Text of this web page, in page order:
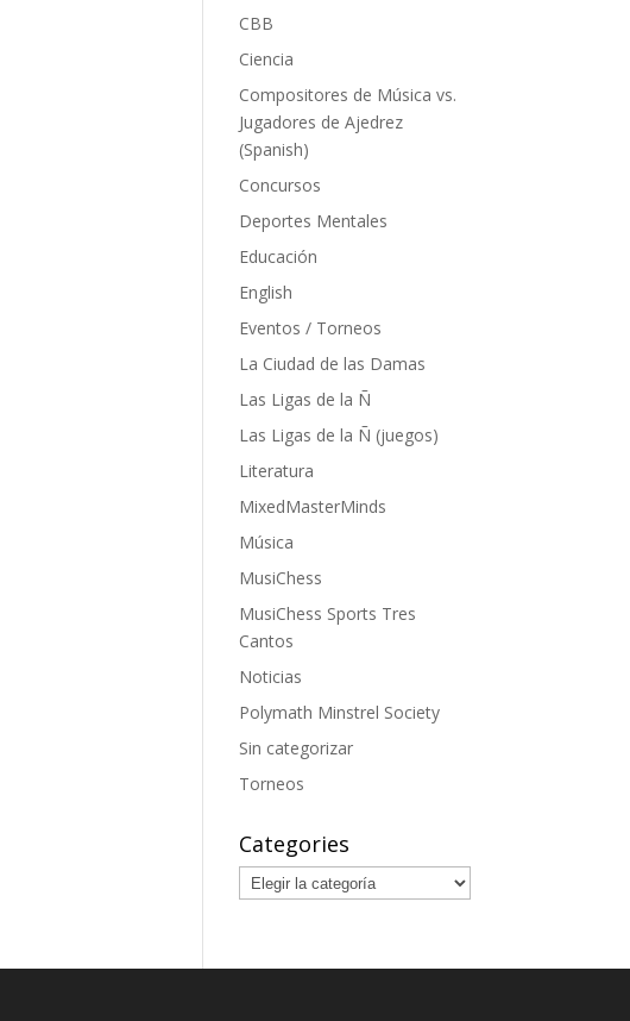
CBB
Ciencia
Compositores de Música vs.
Jugadores de Ajedrez
(Spanish)
Concursos
Deportes Mentales
Educación
English
Eventos / Torneos
La Ciudad de las Damas
Las Ligas de la Ñ
Las Ligas de la Ñ (juegos)
Literatura
MixedMasterMinds
Música
MusiChess
MusiChess Sports Tres
Cantos
Noticias
Polymath Minstrel Society
Sin categorizar
Torneos
Categories
Categories